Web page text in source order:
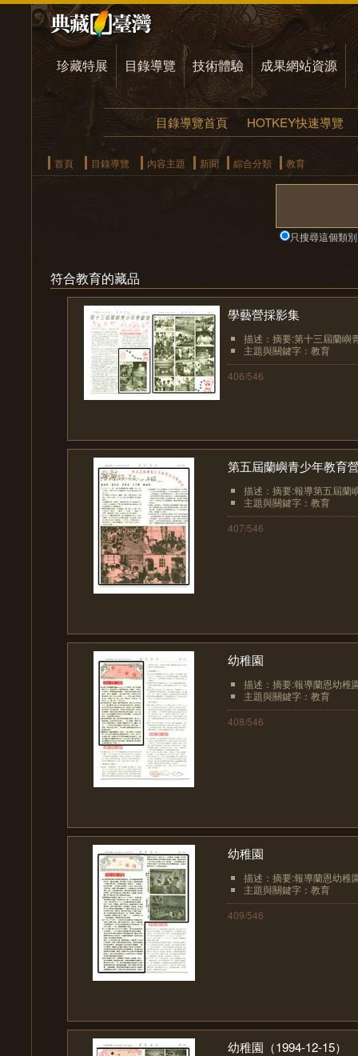
珍藏特展 目錄導覽 技術體驗 成果網站資源
目錄導覽首頁 HOTKEY快速導覽
首頁 目錄導覽 內容主題 新聞 綜合分類 教育
只搜尋這個類別
符合教育的藏品
學藝營採影集
描述：摘要:第十三屆蘭嶼
主題與關鍵字：教育
406/546
第五屆蘭嶼青少年教育
描述：摘要:報導第五屆蘭
主題與關鍵字：教育
407/546
幼稚園
描述：摘要:報導蘭恩幼稚
主題與關鍵字：教育
408/546
幼稚園
描述：摘要:報導蘭恩幼稚
主題與關鍵字：教育
409/546
幼稚園（1994-12-15）